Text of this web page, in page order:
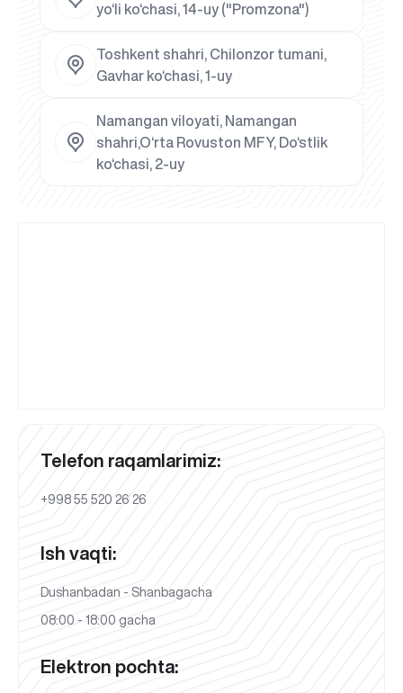
yo‘li ko‘chasi, 14-uy ("Promzona")
Toshkent shahri, Chilonzor tumani,
Gavhar ko‘chasi, 1-uy
Namangan viloyati, Namangan
shahri,O‘rta Rovuston MFY, Do‘stlik
ko‘chasi, 2-uy
Telefon raqamlarimiz:
+998 55 520 26 26
Ish vaqti:
Dushanbadan - Shanbagacha
08:00 - 18:00 gacha
Elektron pochta: